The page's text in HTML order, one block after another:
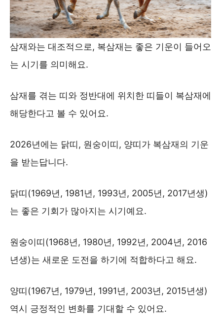
삼재와는 대조적으로, 복삼재는 좋은 기운이 들어오
는 시기를 의미해요.
삼재를 겪는 띠와 정반대에 위치한 띠들이 복삼재에
해당한다고 볼 수 있어요.
2026년에는 닭띠, 원숭이띠, 양띠가 복삼재의 기운
을 받는답니다.
닭띠(1969년, 1981년, 1993년, 2005년, 2017년생)
는 좋은 기회가 많아지는 시기예요.
원숭이띠(1968년, 1980년, 1992년, 2004년, 2016
년생)는 새로운 도전을 하기에 적합하다고 해요.
양띠(1967년, 1979년, 1991년, 2003년, 2015년생)
역시 긍정적인 변화를 기대할 수 있어요.